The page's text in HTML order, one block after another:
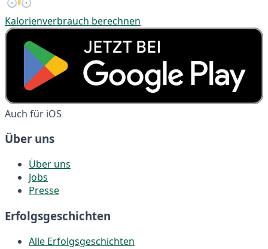
Kalorienverbrauch berechnen
Auch für iOS
Über uns
Über uns
Jobs
Presse
Erfolgsgeschichten
Alle Erfolgsgeschichten